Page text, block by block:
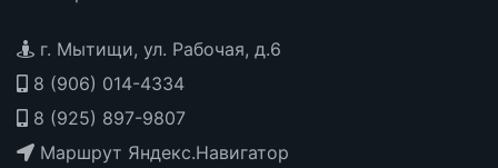
г. Мытищи, ул. Рабочая, д.6
8 (906) 014-4334
8 (925) 897-9807
Маршрут Яндекс.Навигатор